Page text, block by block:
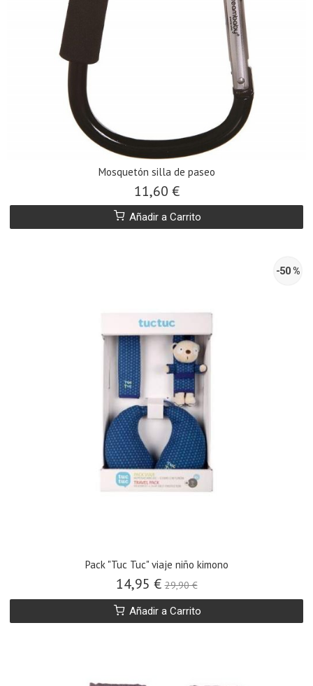
Mosquetón silla de paseo
11,60 €
Añadir a Carrito
-50 %
Pack "Tuc Tuc" viaje niño kimono
14,95 €29,90 €
Añadir a Carrito